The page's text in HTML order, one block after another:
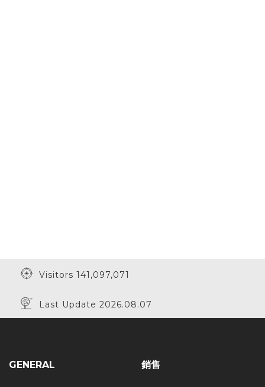
Visitors 141,097,071
Last Update 2026.08.07
GENERAL 銷售